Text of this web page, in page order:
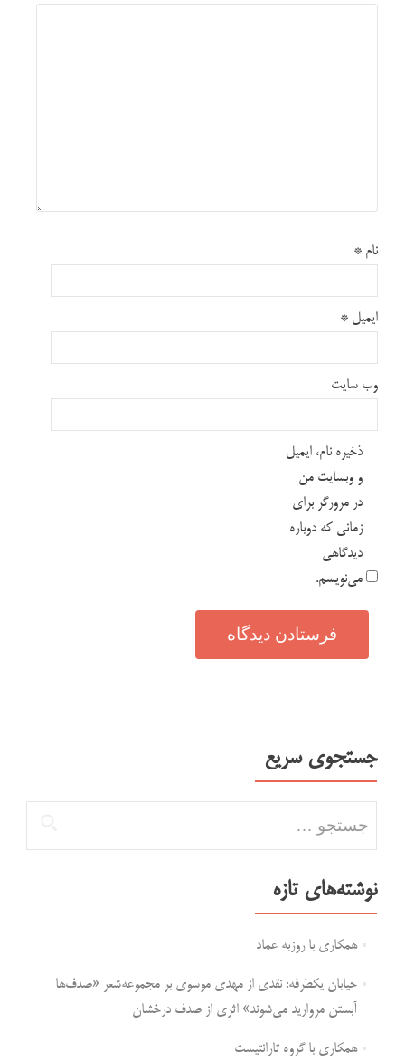
نام *
ایمیل *
وب‌ سایت
ذخیره نام، ایمیل
و وبسایت من
در مرورگر برای
زمانی که دوباره
دیدگاهی
می‌نویسم.
جستجوی سریع
نوشته‌های تازه
همکاری با روزبه عماد
خیابان یکطرفه: نقدی از مهدی موسوی بر مجموعه‌شعر «صدف‌ها
آبستن مروارید می‌شوند» اثری از صدف درخشان
همکاری با گروه تارانتیست